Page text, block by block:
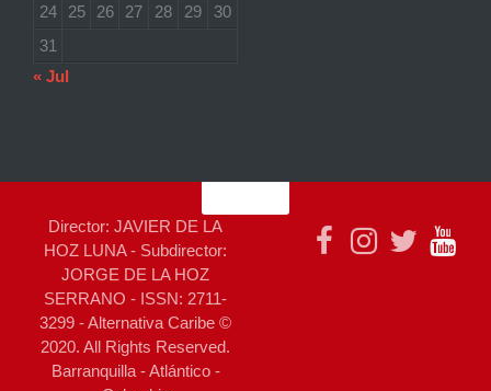
24
25 26 27 28 29
30
31
« Jul
Director: JAVIER DE LA
HOZ LUNA - Subdirector:
JORGE DE LA HOZ
SERRANO - ISSN: 2711-
3299 - Alternativa Caribe ©
2020. All Rights Reserved.
Barranquilla - Atlántico -